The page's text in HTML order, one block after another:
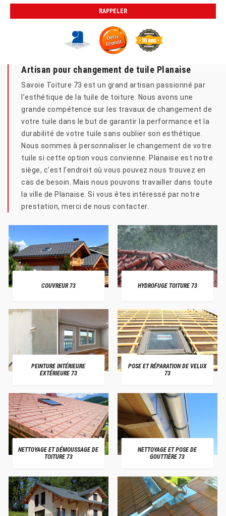
Artisan pour changement de tuile Planaise
Savoie Toiture 73 est un grand artisan passionné par
l’esthétique de la tuile de toiture. Nous avons une
grande compétence sur les travaux de changement de
votre tuile dans le but de garantir la performance et la
durabilité de votre tuile sans oublier son esthétique.
Nous sommes à personnaliser le changement de votre
tuile si cette option vous convienne. Planaise est notre
siège, c’est l’endroit où vous pouvez nous trouvez en
cas de besoin. Mais nous pouvons travailler dans toute
la ville de Planaise. Si vous êtes intéressé par notre
prestation, merci de nous contacter.
COUVREUR 73 HYDROFUGE TOITURE 73
PEINTURE INTÉRIEURE
EXTÉRIEURE 73
POSE ET RÉPARATION DE VELUX
73
NETTOYAGE ET DÉMOUSSAGE DE
TOITURE 73
NETTOYAGE ET POSE DE
GOUTTIÈRE 73